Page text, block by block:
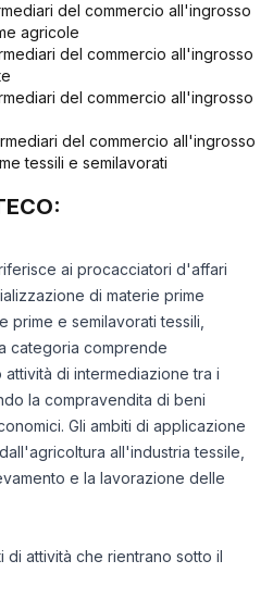
del commercio all'ingrosso
agricole
del commercio all'ingrosso
del commercio all'ingrosso
del commercio all'ingrosso
tessili e semilavorati
ai procacciatori d'affari
di materie prime
prime e semilavorati tessili,
categoria comprende
di intermediazione tra i
la compravendita di beni
Gli ambiti di applicazione
all'industria tessile,
e la lavorazione delle
di attività che rientrano sotto il